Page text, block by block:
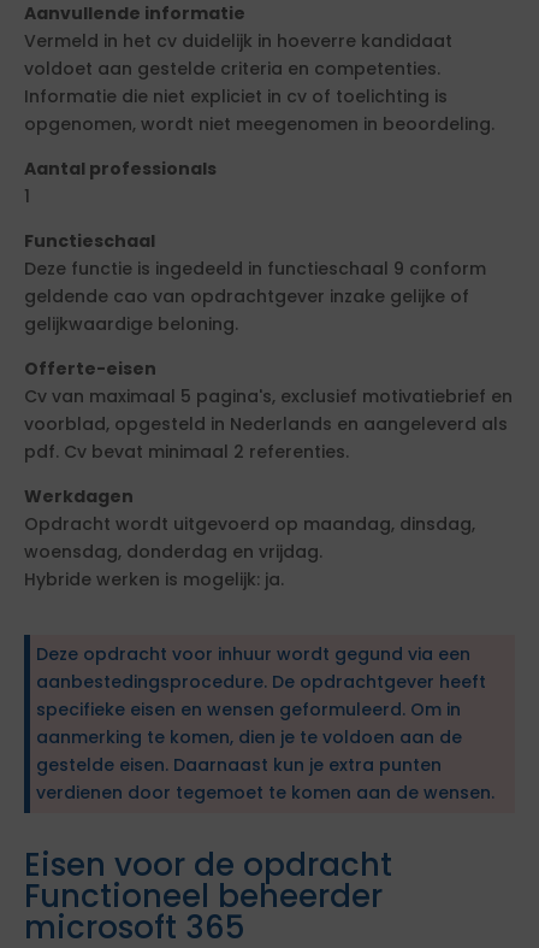
Aanvullende informatie
Vermeld in het cv duidelijk in hoeverre kandidaat
voldoet aan gestelde criteria en competenties.
Informatie die niet expliciet in cv of toelichting is
opgenomen, wordt niet meegenomen in beoordeling.
Aantal professionals
1
Functieschaal
Deze functie is ingedeeld in functieschaal 9 conform
geldende cao van opdrachtgever inzake gelijke of
gelijkwaardige beloning.
Offerte-eisen
Cv van maximaal 5 pagina's, exclusief motivatiebrief en
voorblad, opgesteld in Nederlands en aangeleverd als
pdf. Cv bevat minimaal 2 referenties.
Werkdagen
Opdracht wordt uitgevoerd op maandag, dinsdag,
woensdag, donderdag en vrijdag.
Hybride werken is mogelijk: ja.
Deze opdracht voor inhuur wordt gegund via een
aanbestedingsprocedure. De opdrachtgever heeft
specifieke eisen en wensen geformuleerd. Om in
aanmerking te komen, dien je te voldoen aan de
gestelde eisen. Daarnaast kun je extra punten
verdienen door tegemoet te komen aan de wensen.
Eisen voor de opdracht
Functioneel beheerder
microsoft 365